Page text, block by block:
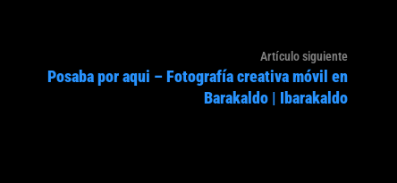
Artículo siguienteArtículo
siguiente:
Posaba por aqui – Fotografía creativa móvil en
Barakaldo | Ibarakaldo